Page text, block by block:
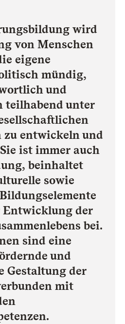
wird
von Menschen
eigene
mündig,
und
teilhabend unter
zu entwickeln und
ist immer auch
beinhaltet
sowie
der
bei.
sind eine
und
Gestaltung der
mit